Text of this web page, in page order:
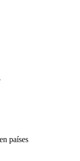
países